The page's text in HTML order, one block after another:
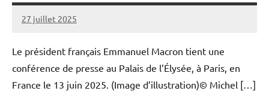
27 juillet 2025
Admins
Le président français Emmanuel Macron tient une
conférence de presse au Palais de l’Élysée, à Paris, en
France le 13 juin 2025. (Image d’illustration)© Michel […]